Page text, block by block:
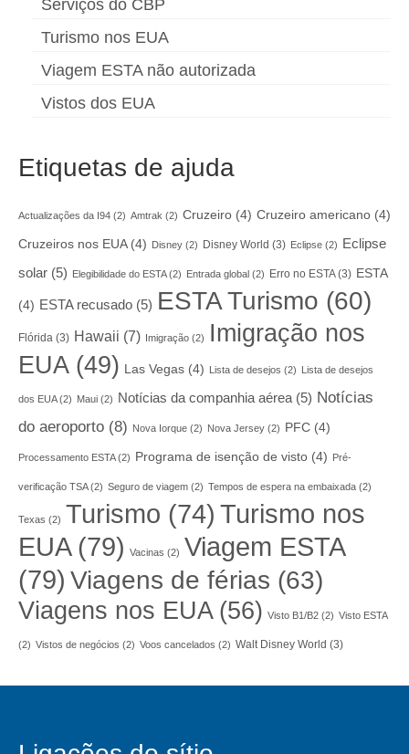
Serviços do CBP
Turismo nos EUA
Viagem ESTA não autorizada
Vistos dos EUA
Etiquetas de ajuda
Actualizações da I94 (2) Amtrak (2) Cruzeiro (4) Cruzeiro americano (4)
Cruzeiros nos EUA(4) Disney (2) Disney World (3) Eclipse (2)
Eclipse
solar (5) Elegibilidade do ESTA(2) Entrada global (2) Erro no ESTA(3) ESTA
(4) ESTA recusado (5) ESTA Turismo (60)
Flórida (3) Hawaii (7) Imigração (2)
Imigração nos
EUA(49) Las Vegas (4) Lista de desejos (2) Lista de desejos
dos EUA(2) Maui (2) Notícias da companhia aérea(5) Notícias
do aeroporto (8) Nova Iorque (2) Nova Jersey (2) PFC (4)
Processamento ESTA(2) Programa de isenção de visto (4) Pré-
verificação TSA(2) Seguro de viagem (2) Tempos de espera na embaixada (2)
Texas (2) Turismo (74) Turismo nos
EUA(79) Vacinas (2) Viagem ESTA
(79) Viagens de férias (63)
Viagens nos EUA(56) Visto B1/B2 (2) Visto ESTA
(2) Vistos de negócios (2) Voos cancelados (2) Walt Disney World (3)